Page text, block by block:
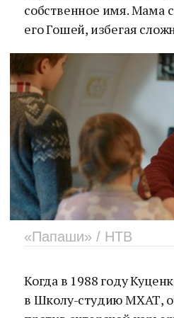
собственное имя. Мама
его Гошей, избегая
«Папаши» / НТВ
Когда в 1988 году
в Школу-студию МХАТ,